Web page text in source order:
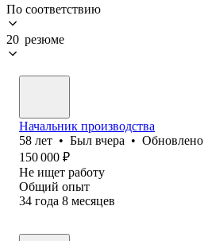
По соответствию
20 резюме
Начальник производства
58 лет • Был вчера • Обновлено
150 000 ₽
Не ищет работу
Общий опыт
34 года 8 месяцев